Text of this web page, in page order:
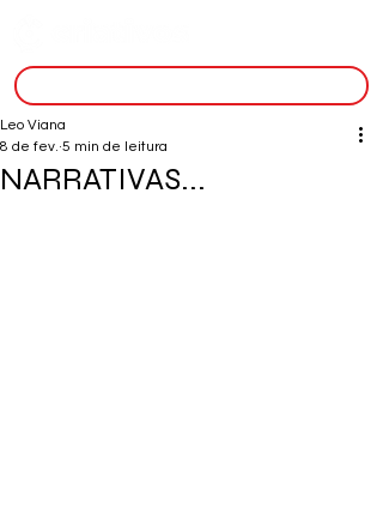
NARRATIVAS...
Leo Viana
8 de fev. 5 min de leitura